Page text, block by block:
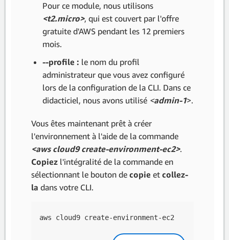
Pour ce module, nous utilisons
<t2.micro>, qui est couvert par l'offre
gratuite d'AWS pendant les 12 premiers
mois.
--profile : le nom du profil
administrateur que vous avez configuré
lors de la configuration de la CLI. Dans ce
didacticiel, nous avons utilisé <admin-1>.
Vous êtes maintenant prêt à créer
l'environnement à l'aide de la commande
<aws cloud9 create-environment-ec2>.
Copiez l'intégralité de la commande en
sélectionnant le bouton de copie et collez-
la dans votre CLI.
aws cloud9 create-environment-ec2 --name